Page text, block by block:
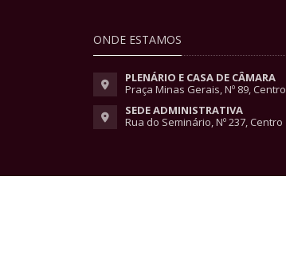
ONDE ESTAMOS
PLENÁRIO E CASA DE CÂMARA
Praça Minas Gerais, Nº 89, Centro
SEDE ADMINISTRATIVA
Rua do Seminário, Nº 237, Centro